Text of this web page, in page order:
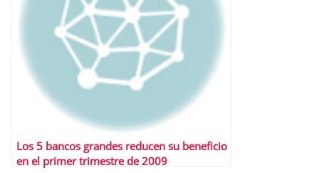
Los 5 bancos grandes reducen su beneficio
en el primer trimestre de 2009